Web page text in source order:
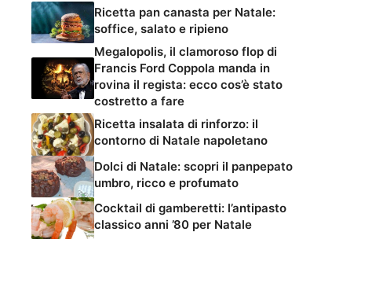
Ricetta pan canasta per Natale:
soffice, salato e ripieno
Megalopolis, il clamoroso flop di
Francis Ford Coppola manda in
rovina il regista: ecco cos’è stato
costretto a fare
Ricetta insalata di rinforzo: il
contorno di Natale napoletano
Dolci di Natale: scopri il panpepato
umbro, ricco e profumato
Cocktail di gamberetti: l’antipasto
classico anni ’80 per Natale